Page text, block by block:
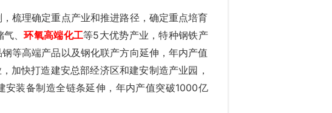
梳理确定重点产业和推进路径，确定重点培育
气、环氧高端化工等5大优势产业，特种钢铁产
等高端产品以及钢化联产方向延伸，年内产值
加快打造建安总部经济区和建安制造产业园，
装备制造全链条延伸，年内产值突破1000亿